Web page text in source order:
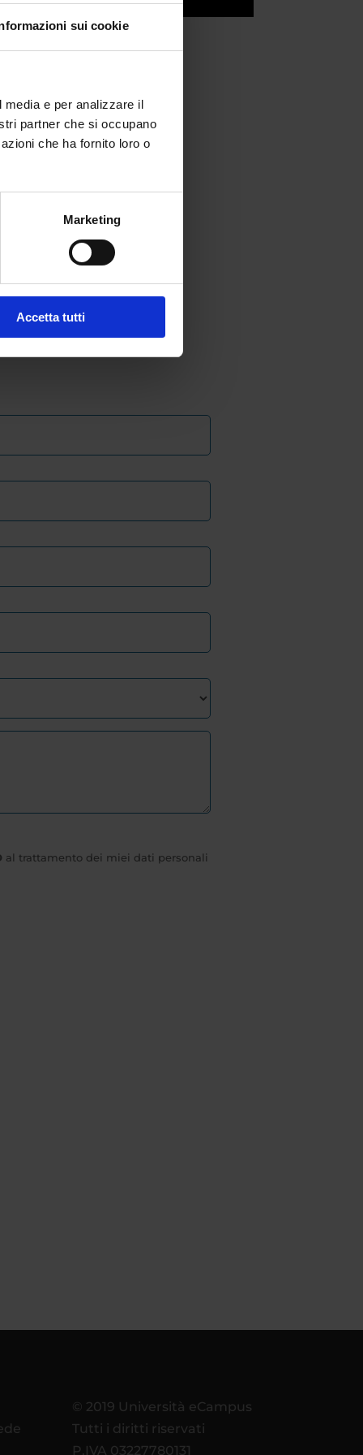
sui cookie
e per analizzare il
partner che si occupano
che ha fornito loro o
Marketing
Accetta tuttiformativa
al trattamento dei miei dati personali
© 2019 Università eCampus
Tutti i diritti riservati
P.IVA 03227780131